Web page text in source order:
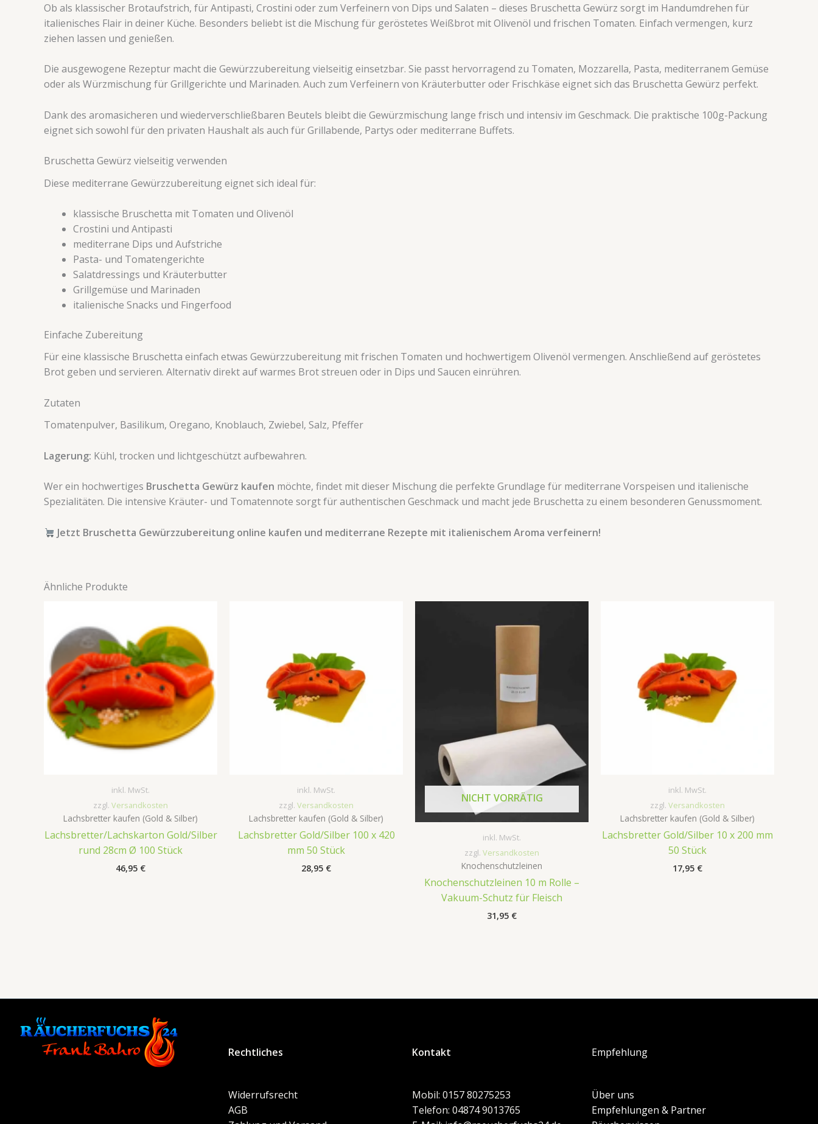
Ob als klassischer Brotaufstrich, für Antipasti, Crostini oder zum Verfeinern von Dips und Salaten – dieses Bruschetta Gewürz sorgt im Handumdrehen für
italienisches Flair in deiner Küche. Besonders beliebt ist die Mischung für geröstetes Weißbrot mit Olivenöl und frischen Tomaten. Einfach vermengen, kurz
ziehen lassen und genießen.
Die ausgewogene Rezeptur macht die Gewürzzubereitung vielseitig einsetzbar. Sie passt hervorragend zu Tomaten, Mozzarella, Pasta, mediterranem Gemüse
oder als Würzmischung für Grillgerichte und Marinaden. Auch zum Verfeinern von Kräuterbutter oder Frischkäse eignet sich das Bruschetta Gewürz perfekt.
Dank des aromasicheren und wiederverschließbaren Beutels bleibt die Gewürzmischung lange frisch und intensiv im Geschmack. Die praktische 100g-Packung
eignet sich sowohl für den privaten Haushalt als auch für Grillabende, Partys oder mediterrane Buffets.
Bruschetta Gewürz vielseitig verwenden
Diese mediterrane Gewürzzubereitung eignet sich ideal für:
klassische Bruschetta mit Tomaten und Olivenöl
Crostini und Antipasti
mediterrane Dips und Aufstriche
Pasta- und Tomatengerichte
Salatdressings und Kräuterbutter
Grillgemüse und Marinaden
italienische Snacks und Fingerfood
Einfache Zubereitung
Für eine klassische Bruschetta einfach etwas Gewürzzubereitung mit frischen Tomaten und hochwertigem Olivenöl vermengen. Anschließend auf geröstetes
Brot geben und servieren. Alternativ direkt auf warmes Brot streuen oder in Dips und Saucen einrühren.
Zutaten
Tomatenpulver, Basilikum, Oregano, Knoblauch, Zwiebel, Salz, Pfeffer
Lagerung: Kühl, trocken und lichtgeschützt aufbewahren.
Wer ein hochwertiges Bruschetta Gewürz kaufen möchte, findet mit dieser Mischung die perfekte Grundlage für mediterrane Vorspeisen und italienische
Spezialitäten. Die intensive Kräuter- und Tomatennote sorgt für authentischen Geschmack und macht jede Bruschetta zu einem besonderen Genussmoment.
Jetzt Bruschetta Gewürzzubereitung online kaufen und mediterrane Rezepte mit italienischem Aroma verfeinern!
Ähnliche Produkte
inkl. MwSt.
zzgl. Versandkosten
Lachsbretter kaufen (Gold & Silber)
Lachsbretter/Lachskarton Gold/Silber
rund 28cm Ø 100 Stück
46,95 €
inkl. MwSt.
zzgl. Versandkosten
Lachsbretter kaufen (Gold & Silber)
Lachsbretter Gold/Silber 100 x 420
mm 50 Stück
28,95 €
NICHT VORRÄTIG
inkl. MwSt.
zzgl. Versandkosten
Knochenschutzleinen
Knochenschutzleinen 10 m Rolle –
Vakuum-Schutz für Fleisch
31,95 €
inkl. MwSt.
zzgl. Versandkosten
Lachsbretter kaufen (Gold & Silber)
Lachsbretter Gold/Silber 10 x 200 mm
50 Stück
17,95 €
Rechtliches
Widerrufsrecht
AGB
Kontakt
Mobil: 0157 80275253
Telefon: 04874 9013765
Empfehlung
Über uns
Empfehlungen & Partner